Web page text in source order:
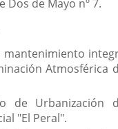
de Mayo nº 7.
Atmosférica
de Urbanización
"El Peral".